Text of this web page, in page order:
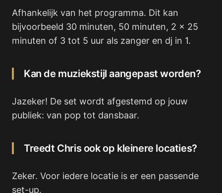
Afhankelijk van het programma. Dit kan
bijvoorbeeld 30 minuten, 50 minuten, 2 x 25
minuten of 3 tot 5 uur als zanger en dj in 1.
Kan de muziekstijl aangepast worden?
Jazeker! De set wordt afgestemd op jouw
publiek: van pop tot dansbaar.
Treedt Chris ook op kleinere locaties?
Zeker. Voor iedere locatie is er een passende
set-up.